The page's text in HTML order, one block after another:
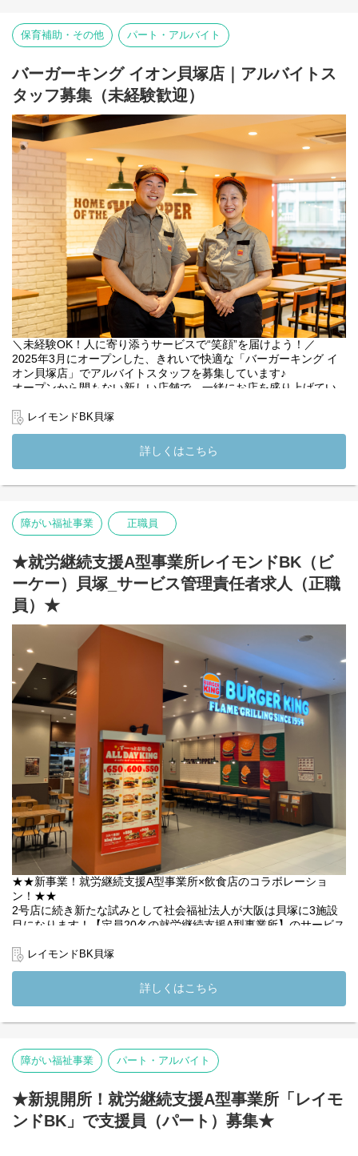
※変更の範囲：法人の定める業務
店舗での接客・調理業務を行いながら、利用者さまへの就労支援
を担当していただきます。
・接客・調理など店舗業務
・店舗スタッフ、サービス管理責任者との連携
・利用者さまの成長に合わせた支援や環境づくり
福祉経験を活かしたい方はもちろん、接客・飲食業で培ったコミ
ュニケーション力や育成経験も活かせる仕事です。障がい福祉未
経験の方も、サービス管理責任者をはじめとした先輩職員がしっ
かりサポートしますので、安心してスタートできます。
また、飲食業界では珍しい1店舗あたり正職員5名体制（既存店舗
実績）のため、一人に負担が偏りにくく、チームで協力しながら
支援・店舗運営に取り組める環境です。
見学も随時受け付けています。まずは職場の雰囲気をご覧いただ
き、私たちの「飲食×障がい福祉」という新しい挑戦をぜひ体感し
てください。
【職員の1週間のシフト例】
下記はシフト例です。
シフトの中で有給休暇5日以上取得可能です★
◎職員A
月：12～21時
火：12～21時
木：お休み
金：9～18時
土：9～18時
◎職員B
水：お休み
木：お休み
金：12～21時
土：12～21時
日：11～20時
（変更の範囲）法人の定める業務
保育補助・その他 パート・アルバイト
バーガーキング イオン貝塚店｜アルバイトス
タッフ募集（未経験歓迎）
＼未経験OK！人に寄り添うサービスで“笑顔”を届けよう！／
2025年3月にオープンした、きれいで快適な「バーガーキング イ
オン貝塚店」でアルバイトスタッフを募集しています♪
オープンから間もない新しい店舗で、一緒にお店を盛り上げてい
【業務内容】
バーガーキングでの接客、調理、清掃など、店舗運営全般をお任
ホールスタッフとしてお客様をお迎えする役割や、キッチンスタ
ッフとして商品の調理を行う役割など、適性に応じて配属しま
この店舗は、社会福祉法人檸檬会が運営する福祉施設でもありま
店舗には福祉のプロも在籍しており、飲食のお仕事を通して「人
を支える」「共に働く」といった福祉の考え方も学ぶことができ
ます。
「福祉に興味があるけれど、まずは身近なところから経験してみ
たい」
そんな方にもぴったりの職場です！
未経験の方でもしっかりサポートしますのでご安心ください◎
仲間と一緒に成長できる環境で、新しい一歩を踏み出しません
か？
※利用者様としてご応募ご希望の方へ※
就労継続支援A型の利用者様としてのご利用を希望される方は、通
常のアルバイト応募とはご案内が異なります。別途ご案内いたし
ますので、ご応募の際にその旨をお知らせください。
(変更の範囲）法人の定める業務
レイモンドBK貝塚
詳しくはこちら
障がい福祉事業 正職員
★就労継続支援A型事業所レイモンドBK（ビ
ーケー）貝塚_サービス管理責任者求人（正職
員）★
★★新事業！就労継続支援A型事業所×飲食店のコラボレーショ
ン！★★
2号店に続き新たな試みとして社会福祉法人が大阪は貝塚に3施設
目になります！【定員20名の就労継続支援A型事業所】のサービス
ハンバーガーショップで勤務する利用者さま、利用者さまを支え
る支援員と共にご勤務いただきます。雇用契約にもとづく就労が
可能な障がいをお持ちの利用者さまに対して、目標に基づいた個
別支援計画の作成、計画書に基づいた支援とサポート管理を行い
ます。
・事業所の利用者の計画書作成
・相談業務
・利用者との面談
・その他付随する業務
・店舗の状況に応じてレジ対応など
レイモンドBK貝塚
詳しくはこちら
障がい福祉事業 パート・アルバイト
★新規開所！就労継続支援A型事業所「レイモ
ンドBK」で支援員（パート）募集★